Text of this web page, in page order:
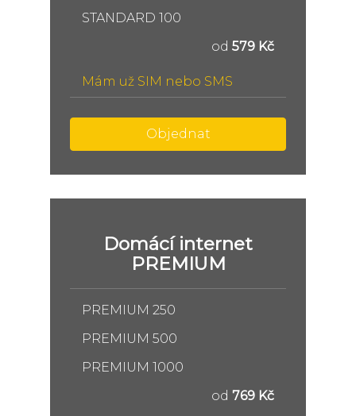
STANDARD 100
od 579 Kč
Mám už SIM nebo SMS
Objednat
Domácí internet
PREMIUM
PREMIUM 250
PREMIUM 500
PREMIUM 1000
od 769 Kč